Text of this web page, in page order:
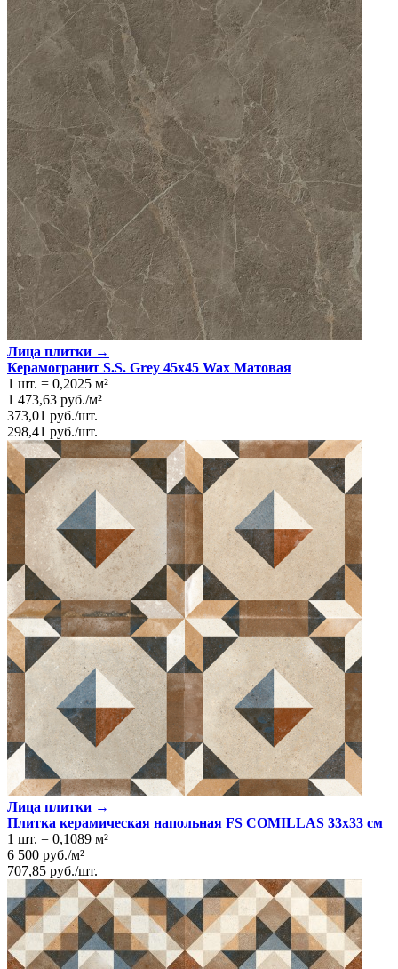
Лица плитки →
Керамогранит S.S. Grey 45x45 Wax Матовая
1 шт. = 0,2025 м²
1 473,63 руб./м²
373,01 руб./шт.
298,41 руб./шт.
Лица плитки →
Плитка керамическая напольная FS COMILLAS 33х33 см
1 шт. = 0,1089 м²
6 500 руб./м²
707,85 руб./шт.